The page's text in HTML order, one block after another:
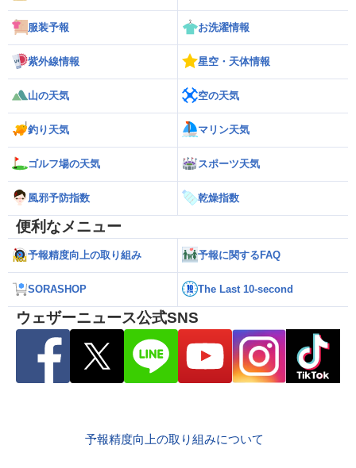
服装予報 お洗濯情報
紫外線情報 星空・天体情報
山の天気 空の天気
釣り天気 マリン天気
ゴルフ場の天気 スポーツ天気
風邪予防指数 乾燥指数
便利なメニュー
予報精度向上の取り組み 予報に関するFAQ
SORASHOP The Last 10-second
ウェザーニュース公式SNS
予報精度向上の取り組みについて